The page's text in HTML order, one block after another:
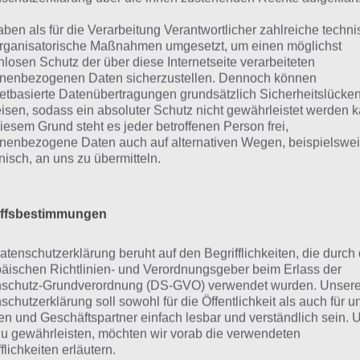
Zombies Level 71 bis
nun also die Lösung der Level 71 bis 80 von
71: Lösung ist 1234
72: Es gilt die Farben blau und rot zu zählen. Links
rechts 5
Level 73: Einfach einen Fingerscanner drücken und dann
74: Man muss sich an den Code aus Level 71
Dies ist 6287
75: Zur Lösung nimmt man den Hammer auf und
mehrfach auf die Tür klicken
als für die Verarbeitung Verantwortlicher zahlreiche
Maßnahmen umgesetzt, um einen möglichst
Schutz der über diese Internetseite verarbeiteten
Daten sicherzustellen. Dennoch können
Datenübertragungen grundsätzlich Sicherheitslücken
sodass ein absoluter Schutz nicht gewährleistet werden
Grund steht es jeder betroffenen Person frei,
Daten auch auf alternativen Wegen,
an uns zu übermitteln.
beruht auf den Begrifflichkeiten, die durch
Richtlinien- und Verordnungsgeber beim Erlass der
Grundverordnung (DS-GVO) verwendet wurden. Unsere
soll sowohl für die Öffentlichkeit als auch für
und Geschäftspartner einfach lesbar und verständlich sein.
gewährleisten, möchten wir vorab die verwendeten
erläutern.